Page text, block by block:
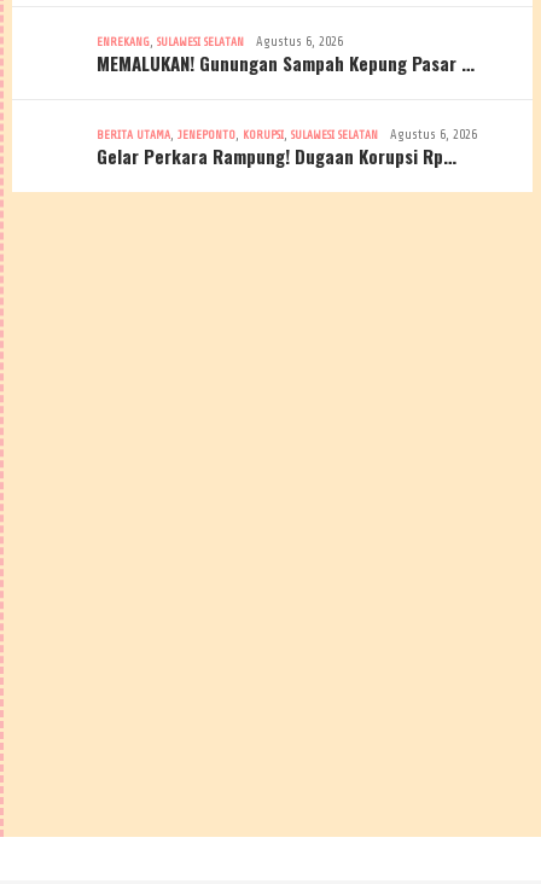
ENREKANG, SULAWESI SELATAN Agustus 6, 2026
MEMALUKAN! Gunungan Sampah Kepung Pasar …
BERITA UTAMA, JENEPONTO, KORUPSI, SULAWESI SELATAN Agustus 6, 2026
Gelar Perkara Rampung! Dugaan Korupsi Rp…